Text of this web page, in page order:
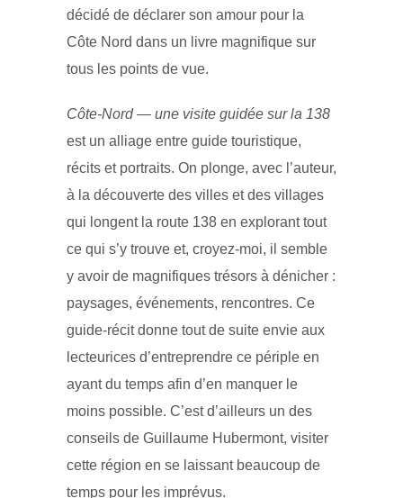
décidé de déclarer son amour pour la
Côte Nord dans un livre magnifique sur
tous les points de vue.
Côte-Nord — une visite guidée sur la 138
est un alliage entre guide touristique,
récits et portraits. On plonge, avec l’auteur,
à la découverte des villes et des villages
qui longent la route 138 en explorant tout
ce qui s’y trouve et, croyez-moi, il semble
y avoir de magnifiques trésors à dénicher :
paysages, événements, rencontres. Ce
guide-récit donne tout de suite envie aux
lecteurices d’entreprendre ce périple en
ayant du temps afin d’en manquer le
moins possible. C’est d’ailleurs un des
conseils de Guillaume Hubermont, visiter
cette région en se laissant beaucoup de
temps pour les imprévus.